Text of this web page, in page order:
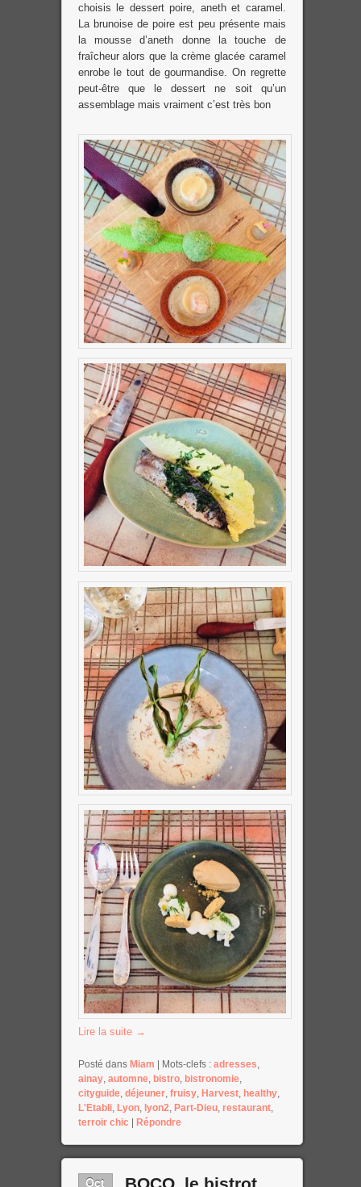
choisis le dessert poire, aneth et caramel.
La brunoise de poire est peu présente mais
la mousse d’aneth donne la touche de
fraîcheur alors que la crème glacée caramel
enrobe le tout de gourmandise. On regrette
peut-être que le dessert ne soit qu’un
assemblage mais vraiment c’est très bon
Lire la suite →
Posté dans Miam Mots-clefs : adresses,
ainay, automne, bistro, bistronomie,
cityguide, déjeuner, fruisy, Harvest, healthy,
L'Etabli, Lyon, lyon2, Part-Dieu, restaurant,
terroir chic
Répondre
Oct